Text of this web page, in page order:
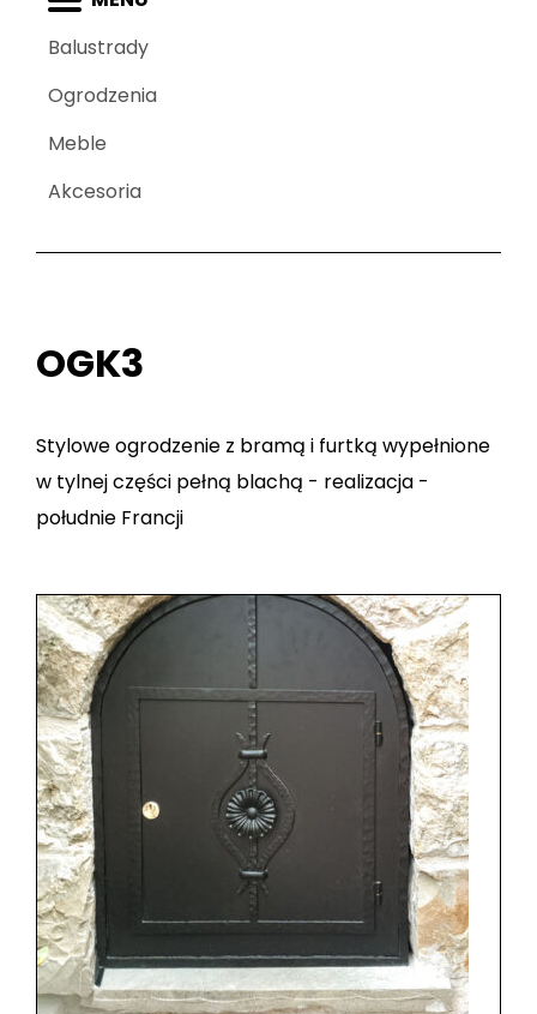
Balustrady
Ogrodzenia
Meble
Akcesoria
OGK3
Stylowe ogrodzenie z bramą i furtką wypełnione
w tylnej części pełną blachą - realizacja -
południe Francji